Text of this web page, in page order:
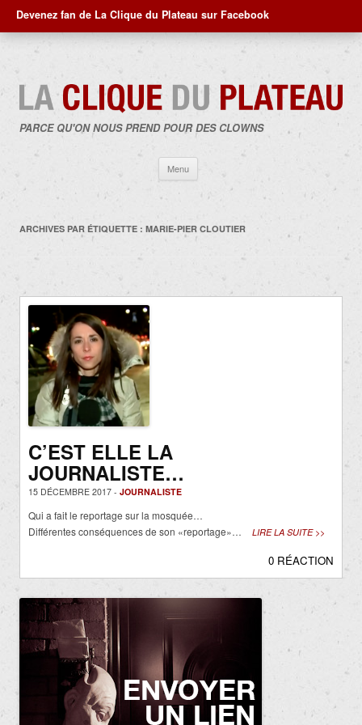
Devenez fan de La Clique du Plateau sur Facebook
PARCE QU'ON NOUS PREND POUR DES CLOWNS
Menu
contenu
ARCHIVES PAR ÉTIQUETTE : MARIE-PIER CLOUTIER
C’EST ELLE LA
JOURNALISTE…
15 DÉCEMBRE 2017 - JOURNALISTE
Qui a fait le reportage sur la mosquée…
Différentes conséquences de son «reportage»…
LIRE LA SUITE >>
0 RÉACTION